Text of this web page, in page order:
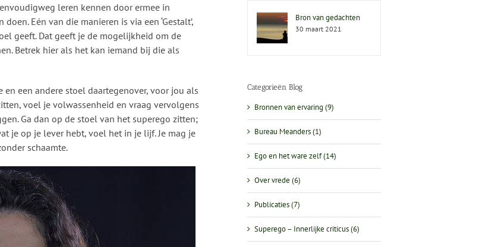
leren kennen door ermee in
Eén van die manieren is via een ‘Gestalt’,
geeft. Dat geeft je de mogelijkheid om de
Betrek hier als het kan iemand bij die als
een andere stoel daartegenover, voor jou als
voel je volwassenheid en vraag vervolgens
Ga dan op de stoel van het superego zitten;
je op je lever hebt, voel het in je lijf. Je mag je
schaamte.
Bron van gedachten
30 maart 2021
Categorieën Blog
Bronnen van ervaring (9)
Bureau Meanders (1)
Ego en het ware zelf (14)
Over vrede (6)
Publicaties (7)
Superego – Innerlijke criticus (6)